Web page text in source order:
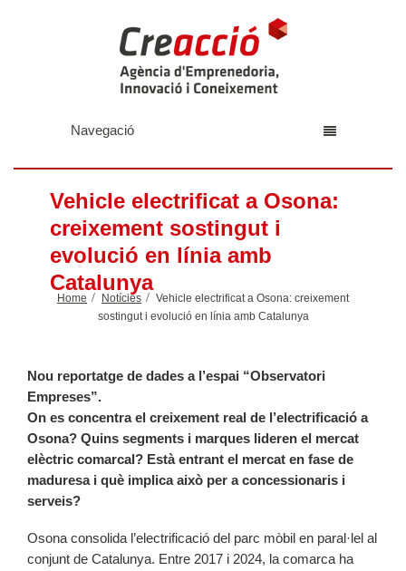
Navegació
Vehicle electrificat a Osona:
creixement sostingut i
evolució en línia amb
Catalunya
Home Notícies
Vehicle electrificat a Osona: creixement
sostingut i evolució en línia amb Catalunya
Nou reportatge de dades a l’espai “Observatori
Empreses”.
On es concentra el creixement real de l’electrificació a
Osona? Quins segments i marques lideren el mercat
elèctric comarcal? Està entrant el mercat en fase de
maduresa i què implica això per a concessionaris i
serveis?
Osona consolida l’electrificació del parc mòbil en paral·lel al
conjunt de Catalunya. Entre 2017 i 2024, la comarca ha